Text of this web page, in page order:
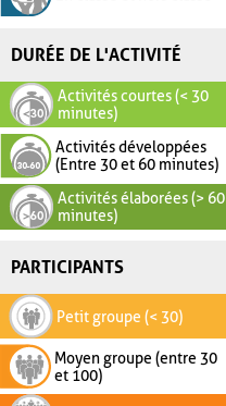
DURÉE DE L'ACTIVITÉ
Activités courtes (< 30
minutes)
Activités développées
(Entre 30 et 60 minutes)
Activités élaborées (> 60
minutes)
PARTICIPANTS
Petit groupe (< 30)
Moyen groupe (entre 30
et 100)